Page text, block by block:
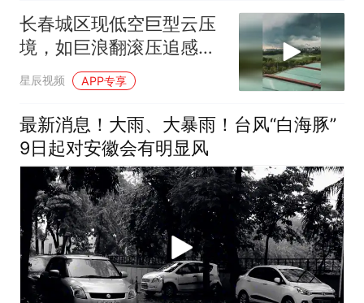
长春城区现低空巨型云压
境，如巨浪翻滚压追感十
足
星辰视频 APP专享
最新消息！大雨、大暴雨！台风“白海豚”
9日起对安徽会有明显风